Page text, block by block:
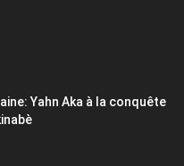
Yahn Aka à la conquête